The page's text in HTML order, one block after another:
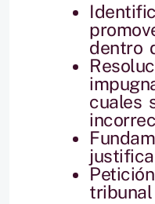
dentro
cuales